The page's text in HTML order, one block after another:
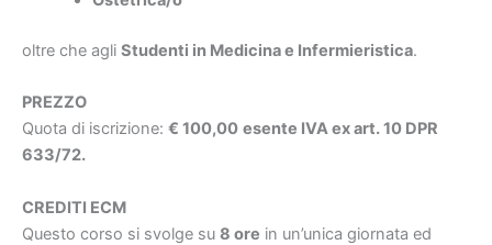
oltre che agli Studenti in Medicina e Infermieristica.
PREZZO
Quota di iscrizione: € 100,00 esente IVA ex art. 10 DPR
633/72.
CREDITI ECM
Questo corso si svolge su 8 ore in un’unica giornata ed